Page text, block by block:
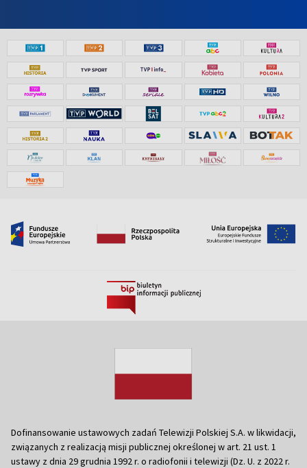
Dofinansowanie ustawowych zadań Telewizji Polskiej S.A. w likwidacji,
związanych z realizacją misji publicznej określonej w art. 21 ust. 1
ustawy z dnia 29 grudnia 1992 r. o radiofonii i telewizji (Dz. U. z 2022 r.